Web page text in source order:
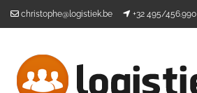
christophe@logistiek.be +32 495/456.990